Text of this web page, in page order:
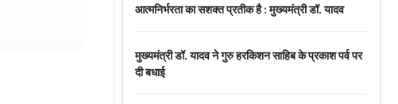
आत्मनिर्भरता का सशक्त प्रतीक है : मुख्यमंत्री डॉ. यादव
मुख्यमंत्री डॉ. यादव ने गुरु हरकिशन साहिब के प्रकाश पर्व पर
दी बधाई